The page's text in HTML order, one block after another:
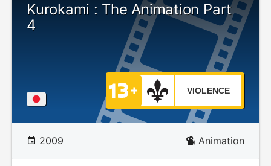
Kurokami : The Animation Part
4
VIOLENCE
2009 Animation